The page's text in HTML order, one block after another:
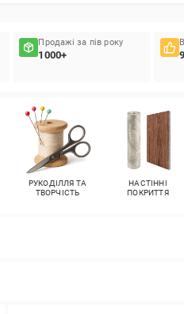
Продажі за пів року
1000+
РУКОДІЛЛЯ ТА
ТВОРЧІСТЬ
НАСТІННІ
ПОКРИТТЯ